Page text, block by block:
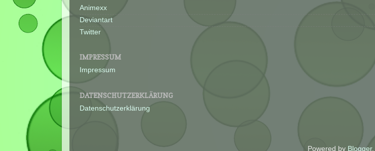
Animexx
Deviantart
Twitter
IMPRESSUM
Impressum
DATENSCHUTZERKLÄRUNG
Datenschutzerklärung
Powered by Blogger.